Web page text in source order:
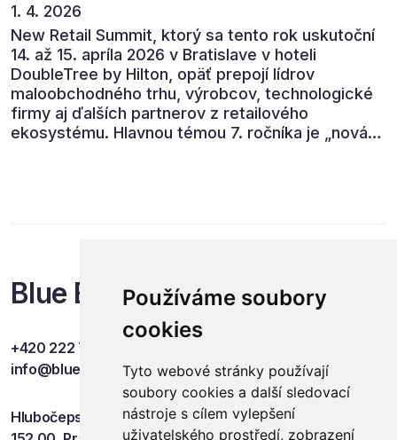
Používáme soubory
cookies
Tyto webové stránky používají
soubory cookies a další sledovací
nástroje s cílem vylepšení
uživatelského prostředí, zobrazení
1. 4. 2026
New Retail Summit, ktorý sa tento rok uskutoční
14. až 15. apríla 2026 v Bratislave v hoteli
DoubleTree by Hilton, opäť prepojí lídrov
maloobchodného trhu, výrobcov, technologické
firmy aj ďalších partnerov z retailového
ekosystému. Hlavnou témou 7. ročníka je „nová
Blue Events
+420 222 749 841
info@blueevents.eu
Hlubočepská 701/38c